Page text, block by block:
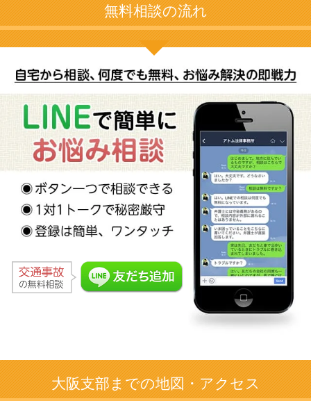
無料相談の流れ
大阪支部までの地図・アクセス